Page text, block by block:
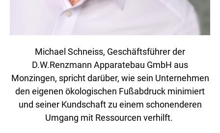
Michael Schneiss, Geschäftsführer der
D.W.Renzmann Apparatebau GmbH aus
Monzingen, spricht darüber, wie sein Unternehmen
den eigenen ökologischen Fußabdruck minimiert
und seiner Kundschaft zu einem schonenderen
Umgang mit Ressourcen verhilft.